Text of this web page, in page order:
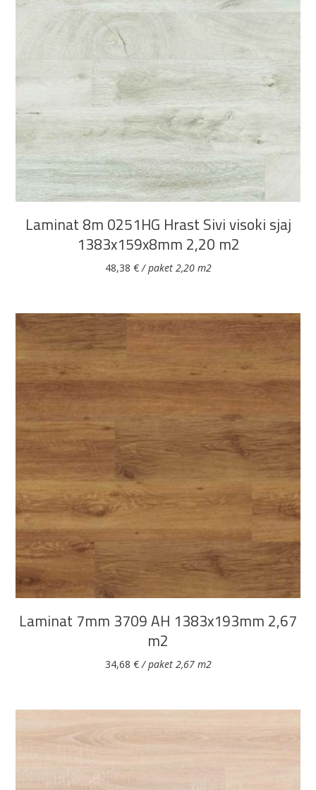
DODAJ U KOŠARICU
Laminat 8m 0251HG Hrast Sivi visoki sjaj
1383x159x8mm 2,20 m2
48,38 €/ paket 2,20 m2
DODAJ U KOŠARICU
Laminat 7mm 3709 AH 1383x193mm 2,67
m2
34,68 €/ paket 2,67 m2